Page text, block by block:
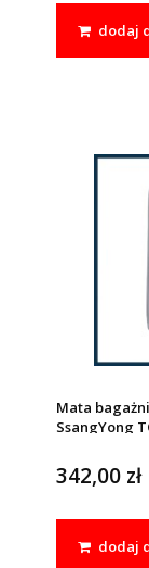
dodaj
Mata
SsangYong
342,00 zł
dodaj